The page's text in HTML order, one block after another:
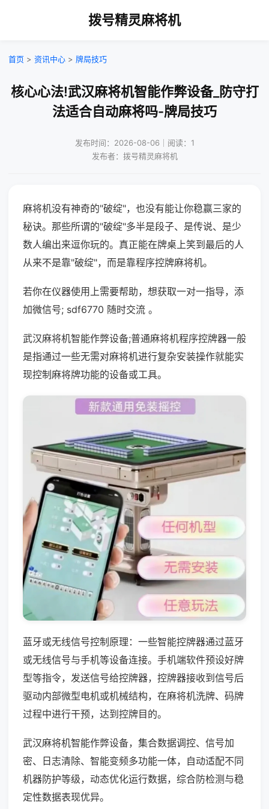
拨号精灵麻将机
首页 > 资讯中心 > 牌局技巧
核心心法!武汉麻将机智能作弊设备_防守打
法适合自动麻将吗-牌局技巧
发布时间：2026-08-06｜阅读：1
发布者：拨号精灵麻将机
麻将机没有神奇的"破绽"，也没有能让你稳赢三家的
秘诀。那些所谓的"破绽"多半是段子、是传说、是少
数人编出来逗你玩的。真正能在牌桌上笑到最后的人
从来不是靠"破绽"，而是靠程序控牌麻将机。
若你在仪器使用上需要帮助，想获取一对一指导，添
加微信号; sdf6770 随时交流 。
武汉麻将机智能作弊设备;普通麻将机程序控牌器一般
是指通过一些无需对麻将机进行复杂安装操作就能实
现控制麻将牌功能的设备或工具。
蓝牙或无线信号控制原理：一些智能控牌器通过蓝牙
或无线信号与手机等设备连接。手机端软件预设好牌
型等指令，发送信号给控牌器，控牌器接收到信号后
驱动内部微型电机或机械结构，在麻将机洗牌、码牌
过程中进行干预，达到控牌目的。
武汉麻将机智能作弊设备，集合数据调控、信号加
密、日志清除、智能变频多功能一体，自动适配不同
机器防护等级，动态优化运行数据，综合防检测与稳
定性数据表现优异。